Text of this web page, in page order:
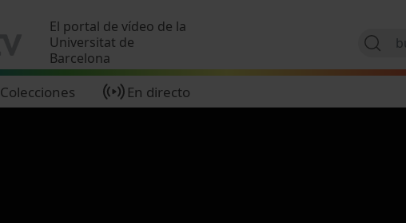
El portal de vídeo de la
Universitat de
Barcelona
Colecciones En directo